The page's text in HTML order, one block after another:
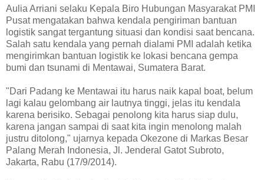
Aulia Arriani selaku Kepala Biro Hubungan Masyarakat PMI
Pusat mengatakan bahwa kendala pengiriman bantuan
logistik sangat tergantung situasi dan kondisi saat bencana.
Salah satu kendala yang pernah dialami PMI adalah ketika
mengirimkan bantuan logistik ke lokasi bencana gempa
bumi dan tsunami di Mentawai, Sumatera Barat.
"Dari Padang ke Mentawai itu harus naik kapal boat, belum
lagi kalau gelombang air lautnya tinggi, jelas itu kendala
karena berisiko. Sebagai penolong kita harus siap dulu,
karena jangan sampai di saat kita ingin menolong malah
justru ditolong," ujarnya kepada Okezone di Markas Besar
Palang Merah Indonesia, Jl. Jenderal Gatot Subroto,
Jakarta, Rabu (17/9/2014).